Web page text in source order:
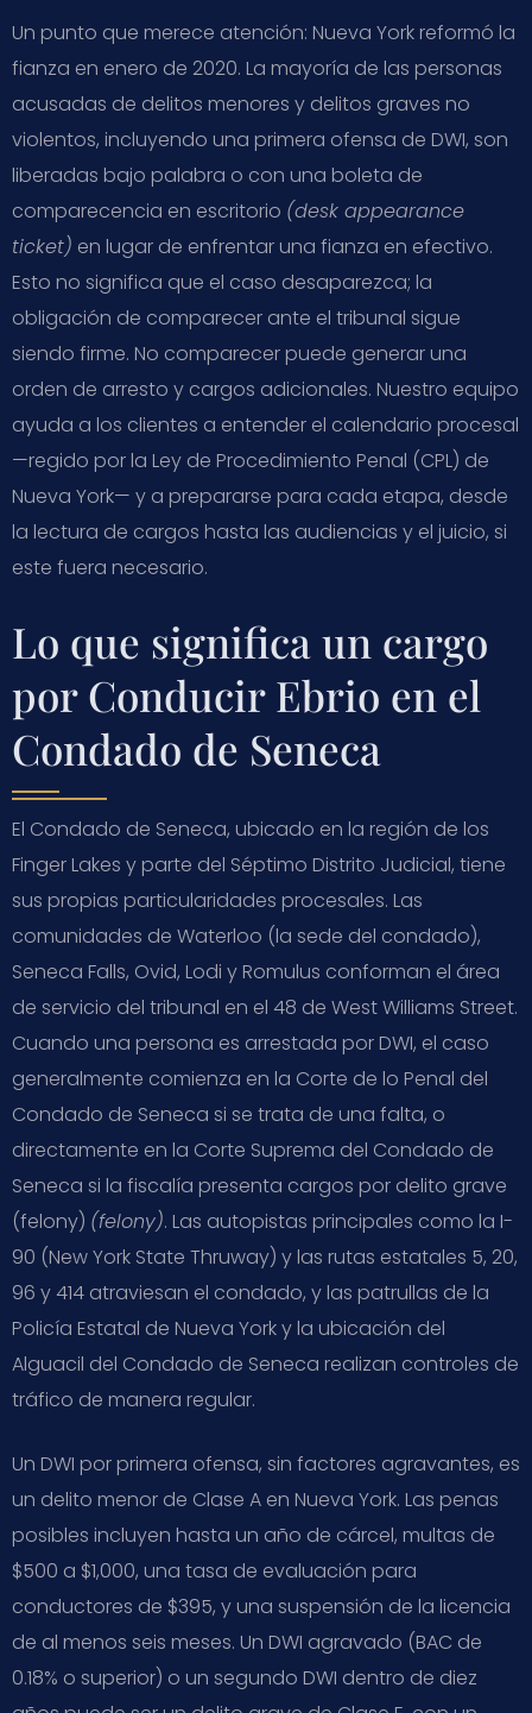
Un punto que merece atención: Nueva York reformó la
fianza en enero de 2020. La mayoría de las personas
acusadas de delitos menores y delitos graves no
violentos, incluyendo una primera ofensa de DWI, son
liberadas bajo palabra o con una boleta de
comparecencia en escritorio (desk appearance
ticket) en lugar de enfrentar una fianza en efectivo.
Esto no significa que el caso desaparezca; la
obligación de comparecer ante el tribunal sigue
siendo firme. No comparecer puede generar una
orden de arresto y cargos adicionales. Nuestro equipo
ayuda a los clientes a entender el calendario procesal
—regido por la Ley de Procedimiento Penal (CPL) de
Nueva York— y a prepararse para cada etapa, desde
la lectura de cargos hasta las audiencias y el juicio, si
este fuera necesario.
Lo que significa un cargo
por Conducir Ebrio en el
Condado de Seneca
El Condado de Seneca, ubicado en la región de los
Finger Lakes y parte del Séptimo Distrito Judicial, tiene
sus propias particularidades procesales. Las
comunidades de Waterloo (la sede del condado),
Seneca Falls, Ovid, Lodi y Romulus conforman el área
de servicio del tribunal en el 48 de West Williams Street.
Cuando una persona es arrestada por DWI, el caso
generalmente comienza en la Corte de lo Penal del
Condado de Seneca si se trata de una falta, o
directamente en la Corte Suprema del Condado de
Seneca si la fiscalía presenta cargos por delito grave
(felony) (felony). Las autopistas principales como la I-
90 (New York State Thruway) y las rutas estatales 5, 20,
96 y 414 atraviesan el condado, y las patrullas de la
Policía Estatal de Nueva York y la ubicación del
Alguacil del Condado de Seneca realizan controles de
tráfico de manera regular.
Un DWI por primera ofensa, sin factores agravantes, es
un delito menor de Clase A en Nueva York. Las penas
posibles incluyen hasta un año de cárcel, multas de
$500 a $1,000, una tasa de evaluación para
conductores de $395, y una suspensión de la licencia
de al menos seis meses. Un DWI agravado (BAC de
0.18% o superior) o un segundo DWI dentro de diez